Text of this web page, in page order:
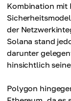
Kombination mit
der
Solana stand
darunter
hinsichtlich
Polygon